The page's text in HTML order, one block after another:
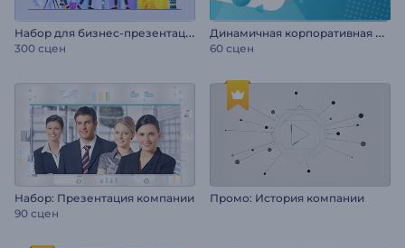
Н
абор для бизнес-презентации
300 сцен
Д
инамичная корпоративная презентация
60 сцен
Набор: Презентация компании
90 сцен
Промо: История компании